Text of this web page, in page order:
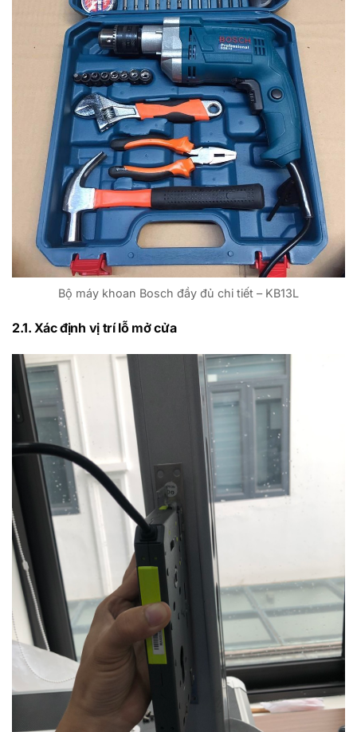
Bộ máy khoan Bosch đầy đủ chi tiết – KB13L
2.1. Xác định vị trí lỗ mở cửa